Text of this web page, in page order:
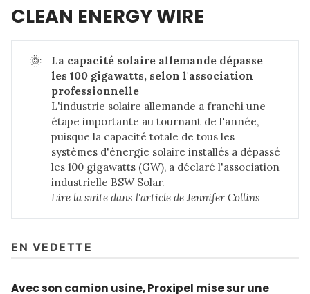
CLEAN ENERGY WIRE
🌞
La capacité solaire allemande dépasse
les 100 gigawatts, selon l'association
professionnelle
L'industrie solaire allemande a franchi une
étape importante au tournant de l'année,
puisque la capacité totale de tous les
systèmes d'énergie solaire installés a dépassé
les 100 gigawatts (GW), a déclaré l'association
industrielle BSW Solar.
Lire la suite dans l'article de Jennifer Collins
EN VEDETTE
Avec son camion usine, Proxipel mise sur une